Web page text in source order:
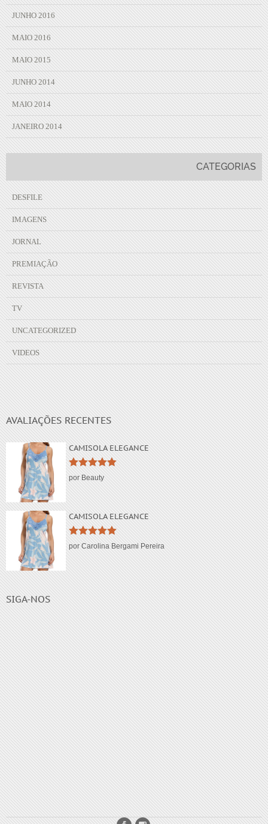
JUNHO 2016
MAIO 2016
MAIO 2015
JUNHO 2014
MAIO 2014
JANEIRO 2014
CATEGORIAS
DESFILE
IMAGENS
JORNAL
PREMIAÇÃO
REVISTA
TV
UNCATEGORIZED
VIDEOS
AVALIAÇÕES RECENTES
CAMISOLA ELEGANCE
Avaliação5
de 5
por Beauty
CAMISOLA ELEGANCE
Avaliação5
de 5
por Carolina Bergami Pereira
SIGA-NOS